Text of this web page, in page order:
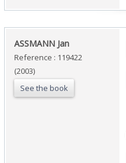
‎ASSMANN Jan‎
Reference : 119422
(2003)
See the book